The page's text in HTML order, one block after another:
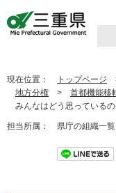
現在位置： トップページ
地方分権 > 首都機能移
みんなはどう思っているの
担当所属： 県庁の組織一